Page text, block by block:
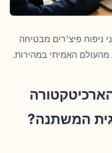
ניפוח פיצ'רים מבטיחה
האמיתי במהירות.
המשתנה?